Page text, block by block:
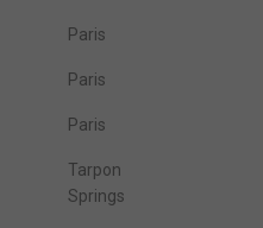
Paris
Paris
Paris
Tarpon
Springs